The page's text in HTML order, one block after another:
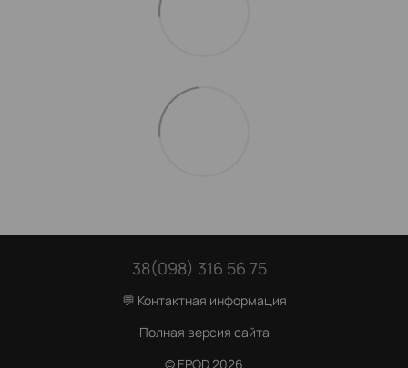
38(098) 316 56 75
💬 Контактная информация
Полная версия сайта
© EPOD 2026